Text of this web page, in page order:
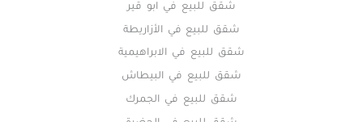
شقق للبيع في ابو قير
شقق للبيع في الأزاريطة
شقق للبيع في الابراهيمية
شقق للبيع في البيطاش
شقق للبيع في الجمرك
شقق للبيع في الحضرة